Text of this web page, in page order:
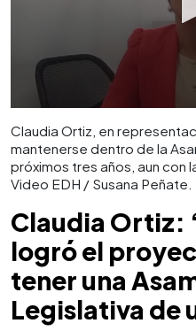
Claudia Ortiz, en
mantenerse dentro de la
próximos tres años, aun con
Video EDH / Susana Peñate.
Claudia Ortiz:
logró el
tener una
Legislativa de